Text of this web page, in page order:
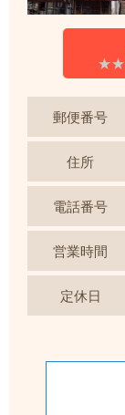
郵便番号
住所
電話番号
営業時間
定休日